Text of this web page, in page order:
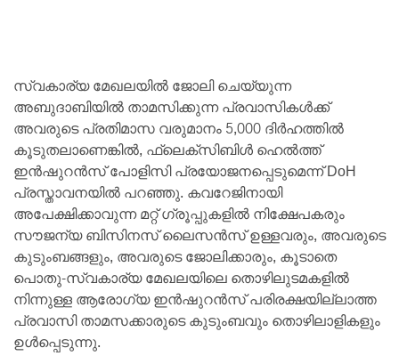
സ്വകാര്യ മേഖലയിൽ ജോലി ചെയ്യുന്ന
അബുദാബിയിൽ താമസിക്കുന്ന പ്രവാസികൾക്ക്
അവരുടെ പ്രതിമാസ വരുമാനം 5,000 ദിർഹത്തിൽ
കൂടുതലാണെങ്കിൽ, ഫ്ലെക്സിബിൾ ഹെൽത്ത്
ഇൻഷുറൻസ് പോളിസി പ്രയോജനപ്പെടുമെന്ന് DoH
പ്രസ്താവനയിൽ പറഞ്ഞു. കവറേജിനായി
അപേക്ഷിക്കാവുന്ന മറ്റ് ഗ്രൂപ്പുകളിൽ നിക്ഷേപകരും
സൗജന്യ ബിസിനസ് ലൈസൻസ് ഉള്ളവരും, അവരുടെ
കുടുംബങ്ങളും, അവരുടെ ജോലിക്കാരും, കൂടാതെ
പൊതു-സ്വകാര്യ മേഖലയിലെ തൊഴിലുടമകളിൽ
നിന്നുള്ള ആരോഗ്യ ഇൻഷുറൻസ് പരിരക്ഷയില്ലാത്ത
പ്രവാസി താമസക്കാരുടെ കുടുംബവും തൊഴിലാളികളും
ഉൾപ്പെടുന്നു.